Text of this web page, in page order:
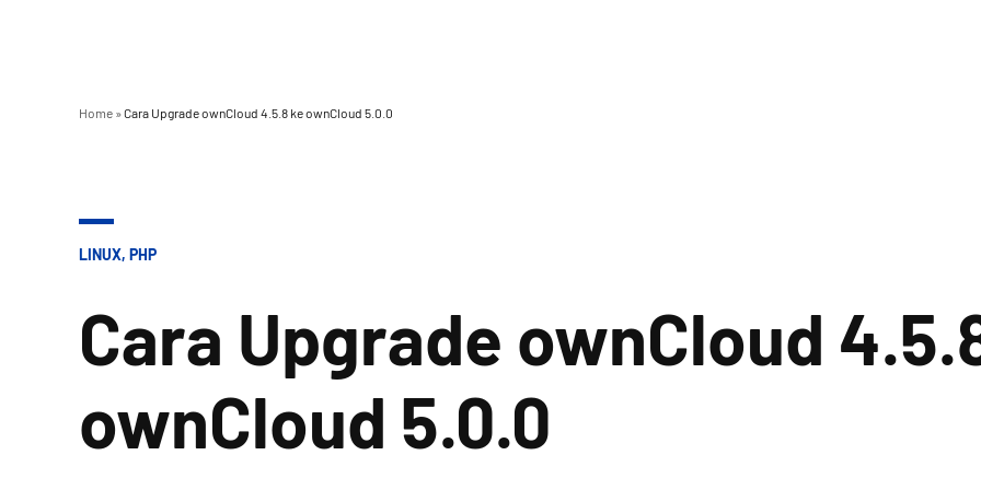
Home »Cara Upgrade ownCloud 4.5.8 ke ownCloud 5.0.0
POSTED
LINUX, PHP
Cara Upgrade ownCloud
ownCloud 5.0.0